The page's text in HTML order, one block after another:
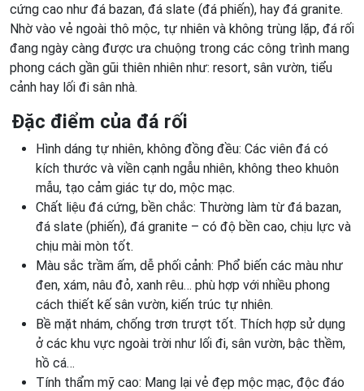
cứng cao như đá bazan, đá slate (đá phiến), hay đá granite.
Nhờ vào vẻ ngoài thô mộc, tự nhiên và không trùng lặp, đá rối
đang ngày càng được ưa chuộng trong các công trình mang
phong cách gần gũi thiên nhiên như: resort, sân vườn, tiểu
cảnh hay lối đi sân nhà.
Đặc điểm của đá rối
Hình dáng tự nhiên, không đồng đều: Các viên đá có
kích thước và viền cạnh ngẫu nhiên, không theo khuôn
mẫu, tạo cảm giác tự do, mộc mạc.
Chất liệu đá cứng, bền chắc: Thường làm từ đá bazan,
đá slate (phiến), đá granite – có độ bền cao, chịu lực và
chịu mài mòn tốt.
Màu sắc trầm ấm, dễ phối cảnh: Phổ biến các màu như
đen, xám, nâu đỏ, xanh rêu… phù hợp với nhiều phong
cách thiết kế sân vườn, kiến trúc tự nhiên.
Bề mặt nhám, chống trơn trượt tốt. Thích hợp sử dụng
ở các khu vực ngoài trời như lối đi, sân vườn, bậc thềm,
hồ cá…
Tính thẩm mỹ cao: Mang lại vẻ đẹp mộc mạc, độc đáo